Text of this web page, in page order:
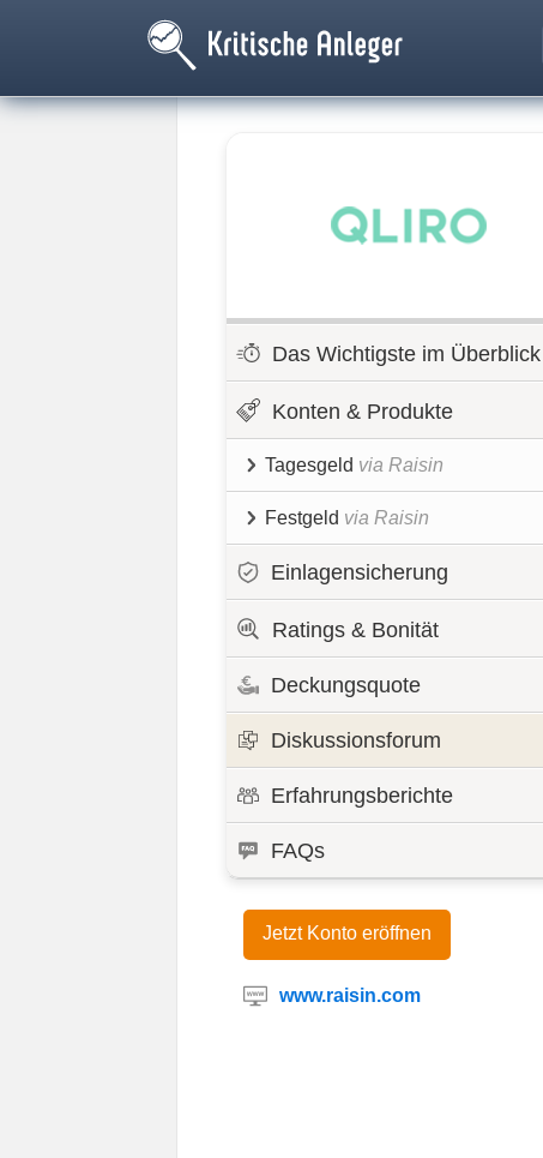
Das Wichtigste im Überblick
Konten & Produkte
Tagesgeld via Raisin
Festgeld via Raisin
Einlagensicherung
Ratings & Bonität
Deckungsquote
Diskussionsforum
Erfahrungsberichte
FAQs
Jetzt Konto eröffnen
www.raisin.com